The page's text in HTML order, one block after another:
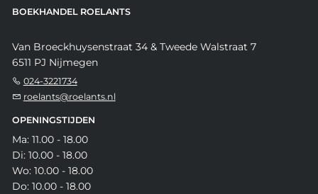
BOEKHANDEL ROELANTS
Van Broeckhuysenstraat 34 & Tweede Walstraat 7
6511 PJ Nijmegen
024-3221734
roelants@roelants.nl
OPENINGSTIJDEN
Ma: 11.00 - 18.00
Di: 10.00 - 18.00
Wo: 10.00 - 18.00
Do: 10.00 - 18.00